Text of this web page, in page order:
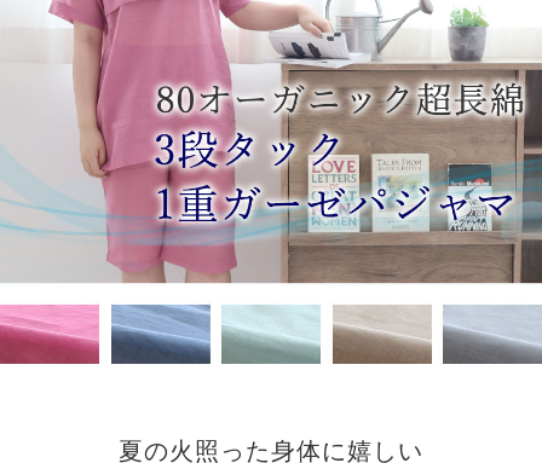
夏の火照った身体に嬉しい